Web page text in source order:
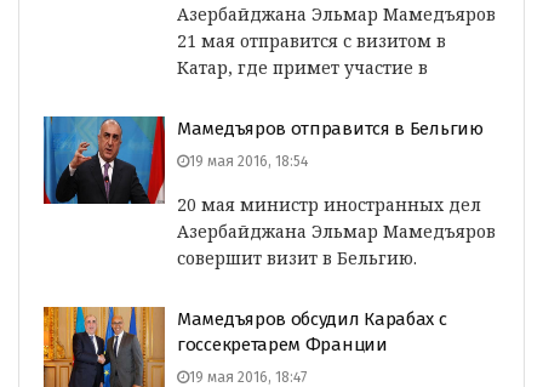
Азербайджана Эльмар Мамедъяров
21 мая отправится с визитом в
Катар, где примет участие в
Мамедъяров отправится в Бельгию
19 мая 2016, 18:54
20 мая министр иностранных дел
Азербайджана Эльмар Мамедъяров
совершит визит в Бельгию.
Мамедъяров обсудил Карабах с
госсекретарем Франции
19 мая 2016, 18:47